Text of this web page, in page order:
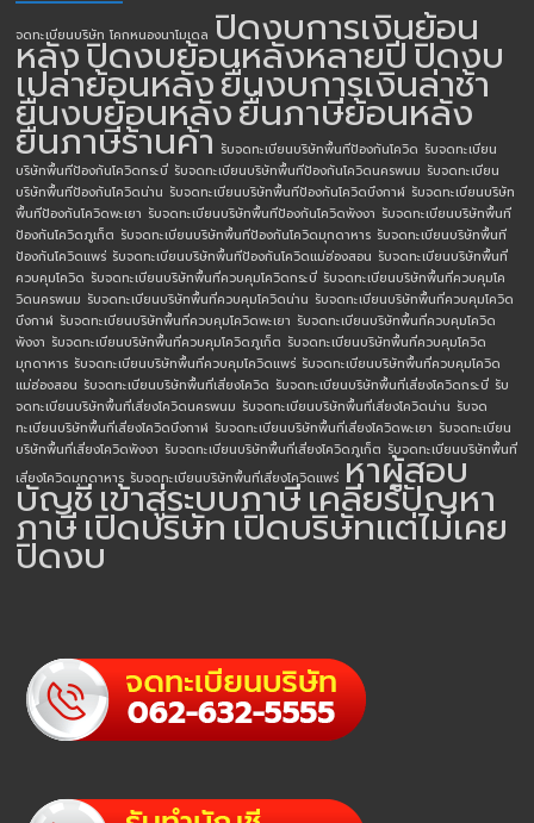
จดทะเบียนบริษัท โคกหนองนาโมเดล ปิดงบการเงินย้อน
หลังปิดงบย้อนหลังหลายปีปิดงบ
เปล่าย้อนหลังยื่นงบการเงินล่าช้า
ยื่นงบย้อนหลังยื่นภาษีย้อนหลัง
ยื่นภาษีร้านค้า รับจดทะเบียนบริษัทพื้นทีป้องกันโควิด รับจดทะเบียน
บริษัทพื้นทีป้องกันโควิดกระบี่ รับจดทะเบียนบริษัทพื้นทีป้องกันโควิดนครพนม รับจดทะเบียน
บริษัทพื้นทีป้องกันโควิดน่าน รับจดทะเบียนบริษัทพื้นทีป้องกันโควิดบึงกาฬ รับจดทะเบียนบริษัท
พื้นทีป้องกันโควิดพะเยา รับจดทะเบียนบริษัทพื้นทีป้องกันโควิดพังงา รับจดทะเบียนบริษัทพื้นที
ป้องกันโควิดภูเก็ต รับจดทะเบียนบริษัทพื้นทีป้องกันโควิดมุกดาหาร รับจดทะเบียนบริษัทพื้นที
ป้องกันโควิดแพร่ รับจดทะเบียนบริษัทพื้นทีป้องกันโควิดแม่ฮ่องสอน รับจดทะเบียนบริษัทพื้นที่
ควบคุมโควิด รับจดทะเบียนบริษัทพื้นที่ควบคุมโควิดกระบี่ รับจดทะเบียนบริษัทพื้นที่ควบคุมโค
วิดนครพนม รับจดทะเบียนบริษัทพื้นที่ควบคุมโควิดน่าน รับจดทะเบียนบริษัทพื้นที่ควบคุมโควิด
บึงกาฬ รับจดทะเบียนบริษัทพื้นที่ควบคุมโควิดพะเยา รับจดทะเบียนบริษัทพื้นที่ควบคุมโควิด
พังงา รับจดทะเบียนบริษัทพื้นที่ควบคุมโควิดภูเก็ต รับจดทะเบียนบริษัทพื้นที่ควบคุมโควิด
มุกดาหาร รับจดทะเบียนบริษัทพื้นที่ควบคุมโควิดแพร่ รับจดทะเบียนบริษัทพื้นที่ควบคุมโควิด
แม่ฮ่องสอน รับจดทะเบียนบริษัทพื้นที่เสี่ยงโควิด รับจดทะเบียนบริษัทพื้นที่เสี่ยงโควิดกระบี่ รับ
จดทะเบียนบริษัทพื้นที่เสี่ยงโควิดนครพนม รับจดทะเบียนบริษัทพื้นที่เสี่ยงโควิดน่าน รับจด
ทะเบียนบริษัทพื้นที่เสี่ยงโควิดบึงกาฬ รับจดทะเบียนบริษัทพื้นที่เสี่ยงโควิดพะเยา รับจดทะเบียน
บริษัทพื้นที่เสี่ยงโควิดพังงา รับจดทะเบียนบริษัทพื้นที่เสี่ยงโควิดภูเก็ต รับจดทะเบียนบริษัทพื้นที่
เสี่ยงโควิดมุกดาหาร รับจดทะเบียนบริษัทพื้นที่เสี่ยงโควิดแพร่ หาผู้สอบ
บัญชีเข้าสู่ระบบภาษีเคลียร์ปัญหา
ภาษีเปิดบริษัทเปิดบริษัทแต่ไม่เคย
ปิดงบ